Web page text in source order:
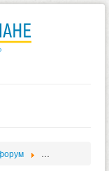
Христианские